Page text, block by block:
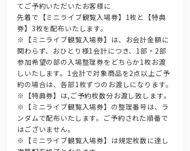
てご予約いただいたお客様に
先着で【ミニライブ観覧入場券】1枚と【特典
券】3枚を配布いたします。
※【ミニライブ観覧入場券】は、お会計金額に
関わらず、おひとり様1会計につき、1部・2部
参加希望の部の入場整理券をどちらか1枚お渡
しいたします。1会計で対象商品を2点以上ご予
約の場合は、各部1枚ずつのお渡しになります。
※【特典券】は,ご予約枚数分お渡し致します。
※【ミニライブ観覧入場券】の整理番号は、ラ
ンダムで配布いたします。ご予約された順番で
はございません。
※【ミニライブ観覧入場券】は規定枚数に達し